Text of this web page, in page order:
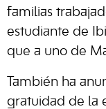
familias
estudiante de
que a uno de
También ha
gratuidad de la